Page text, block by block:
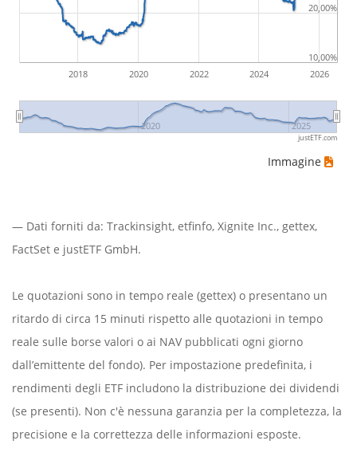
2018 2020 2022 2024 2026
2020 2025
10,00%
20,00%
justETF.com
Immagine
— Dati forniti da: Trackinsight, etfinfo, Xignite Inc., gettex,
FactSet e justETF GmbH.
Le quotazioni sono in tempo reale (gettex) o presentano un
ritardo di circa 15 minuti rispetto alle quotazioni in tempo
reale sulle borse valori o ai NAV pubblicati ogni giorno
dall’emittente del fondo). Per impostazione predefinita, i
rendimenti degli ETF includono la distribuzione dei dividendi
(se presenti). Non c'è nessuna garanzia per la completezza, la
precisione e la correttezza delle informazioni esposte.